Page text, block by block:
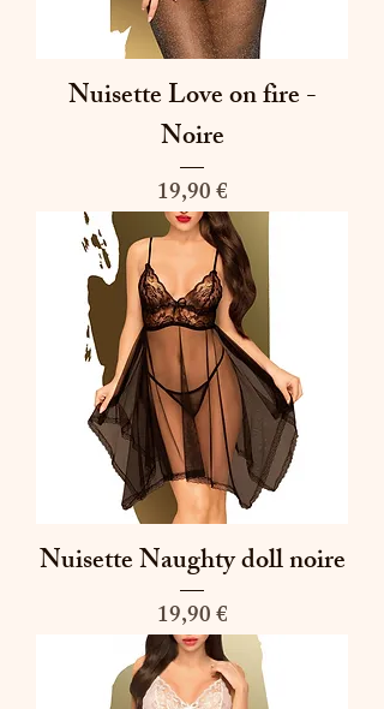
Nuisette Love on fire -
Noire
Prix
19,90 €
Nuisette Naughty doll noire
Prix
19,90 €